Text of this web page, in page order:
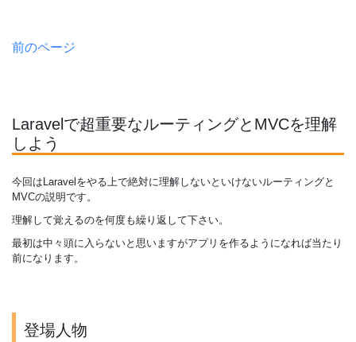
前のページ
Laravelで超重要なルーティングとMVCを理解
しよう
今回はLaravelをやる上で絶対に理解しないといけないルーティングと
MVCの説明です。
理解して覚えるのを何度も繰り返して下さい。
最初は中々頭に入らないと思いますがアプリを作るようになれば当たり
前になります。
登場人物